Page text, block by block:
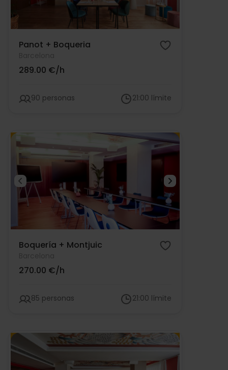
Panot + Boqueria
289.00 €/h
90 personas 21:00 límite
Boquería + Montjuic
270.00 €/h
85 personas 21:00 límite